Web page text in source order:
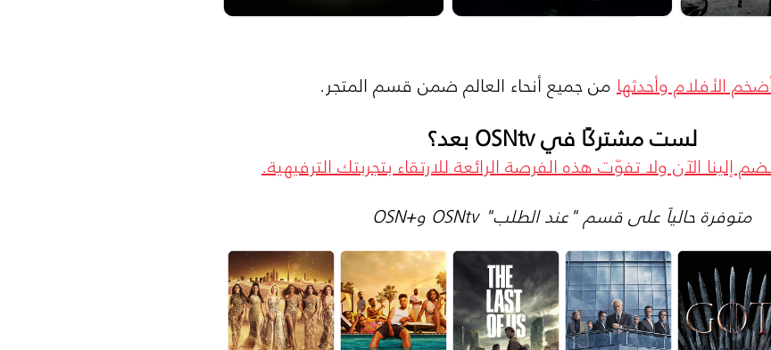
الأفلام وأحدثهامن جميع أنحاء العالم ضمن قسم المتجر.
لست مشتركًا في OSNtv بعد؟
إلينا الآن ولا تفوّت هذه الفرصة الرائعة للارتقاء بتجربتك الترفيهية.
متوفرة حالياً على قسم "عند الطلب" OSNtv و+OSN